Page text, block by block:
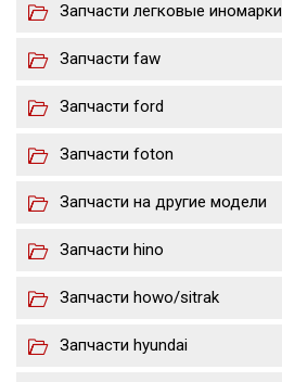
Запчасти легковые иномарки
Запчасти faw
Запчасти ford
Запчасти foton
Запчасти на другие модели
Запчасти hino
Запчасти howo/sitrak
Запчасти hyundai